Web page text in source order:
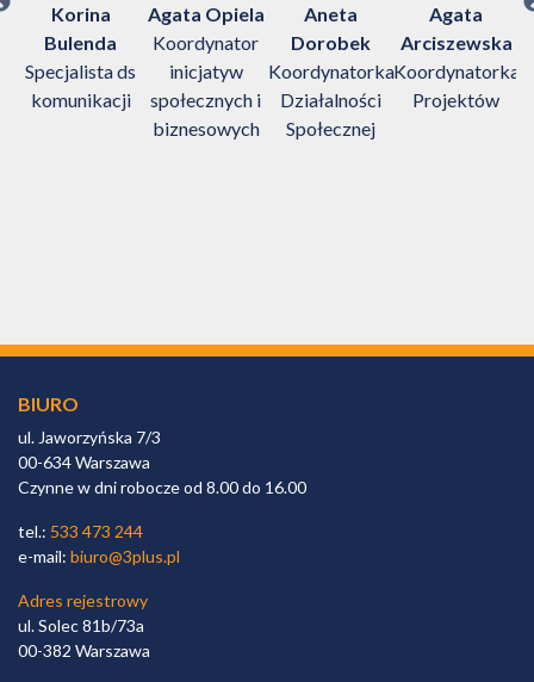
Korina
Bulenda
Specjalista ds
komunikacji
Agata Opiela
Koordynator
inicjatyw
społecznych i
biznesowych
Aneta
Dorobek
Koordynatorka
Działalności
Społecznej
Agata
Arciszewska
Koordynatorka
Projektów
BIURO
ul. Jaworzyńska 7/3
00-634 Warszawa
Czynne w dni robocze od 8.00 do 16.00
tel.: 533 473 244
e-mail: biuro@3plus.pl
Adres rejestrowy
ul. Solec 81b/73a
00-382 Warszawa